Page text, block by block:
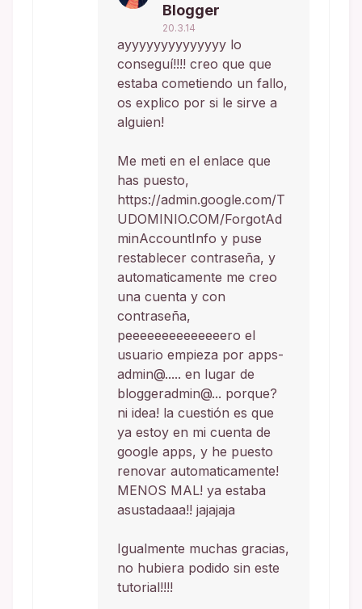
Blogger
20.3.14
ayyyyyyyyyyyyyy lo
conseguí!!!! creo que que
estaba cometiendo un fallo,
os explico por si le sirve a
alguien!
Me meti en el enlace que
has puesto,
https://admin.google.com/T
UDOMINIO.COM/ForgotAd
minAccountInfo y puse
restablecer contraseña, y
automaticamente me creo
una cuenta y con
contraseña,
peeeeeeeeeeeeeero el
usuario empieza por apps-
admin@..... en lugar de
bloggeradmin@... porque?
ni idea! la cuestión es que
ya estoy en mi cuenta de
google apps, y he puesto
renovar automaticamente!
MENOS MAL! ya estaba
asustadaaa!! jajajaja
Igualmente muchas gracias,
no hubiera podido sin este
tutorial!!!!